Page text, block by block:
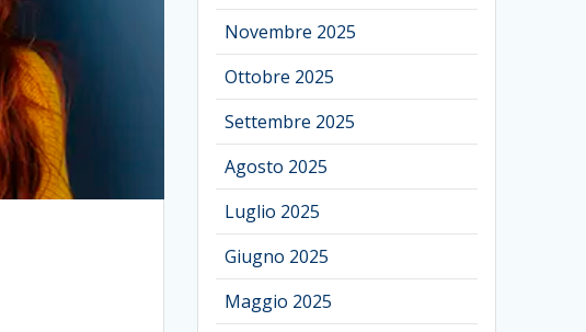
Novembre 2025
Ottobre 2025
Settembre 2025
Agosto 2025
Luglio 2025
Giugno 2025
Maggio 2025